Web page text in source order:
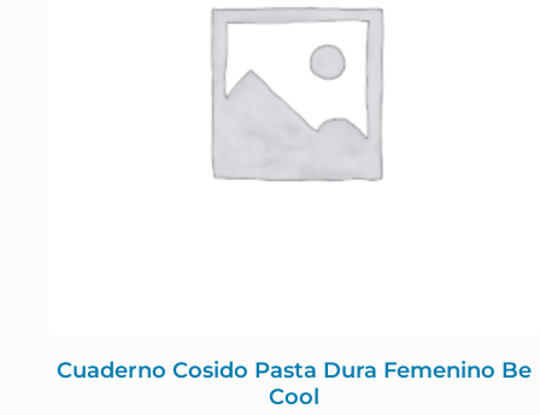
Cuaderno Cosido Pasta Dura Femenino Be
Cool